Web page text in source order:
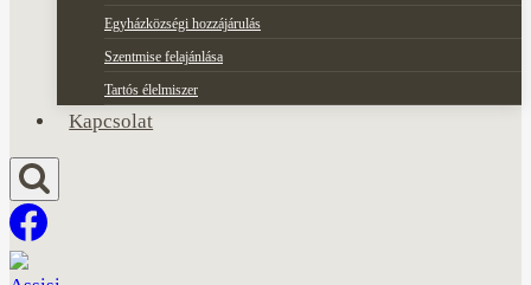
Egyházközségi hozzájárulás
Szentmise felajánlása
Tartós élelmiszer
Kapcsolat